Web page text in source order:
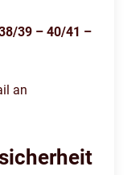
39 – 40/41 –
an